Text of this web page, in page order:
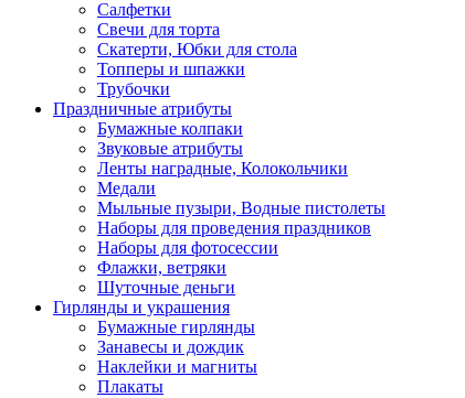
Салфетки
Свечи для торта
Скатерти, Юбки для стола
Топперы и шпажки
Трубочки
Праздничные атрибуты
Бумажные колпаки
Звуковые атрибуты
Ленты наградные, Колокольчики
Медали
Мыльные пузыри, Водные пистолеты
Наборы для проведения праздников
Наборы для фотосессии
Флажки, ветряки
Шуточные деньги
Гирлянды и украшения
Бумажные гирлянды
Занавесы и дождик
Наклейки и магниты
Плакаты